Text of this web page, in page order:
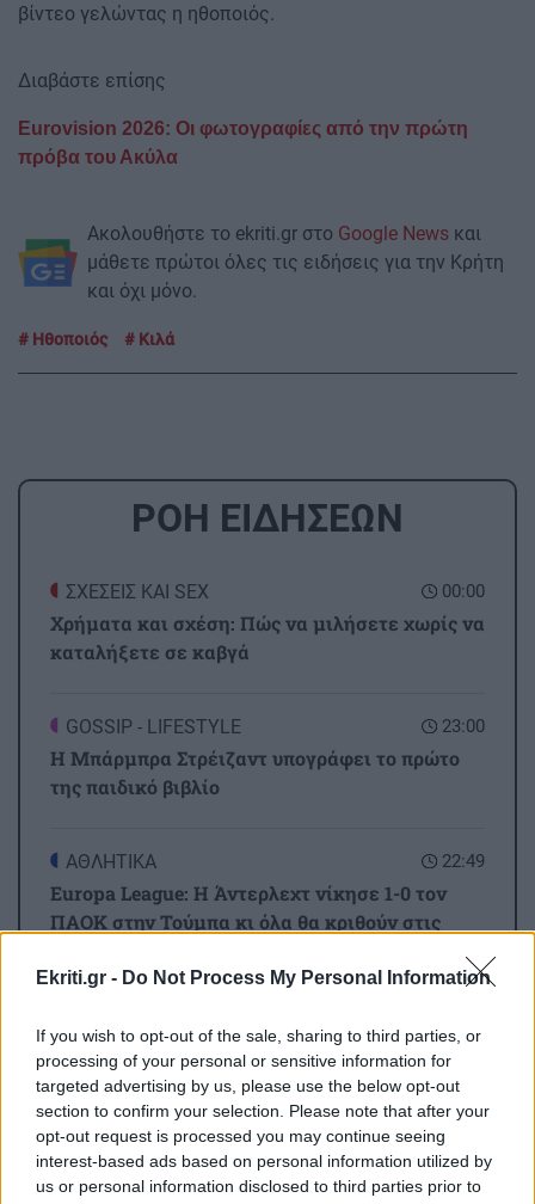
Ekriti.gr - Do Not Process My Personal Information
If you wish to opt-out of the sale, sharing to third parties, or
processing of your personal or sensitive information for
targeted advertising by us, please use the below opt-out
section to confirm your selection. Please note that after your
opt-out request is processed you may continue seeing
interest-based ads based on personal information utilized by
us or personal information disclosed to third parties prior to
βίντεο γελώντας η ηθοποιός.
Διαβάστε επίσης
Eurovision 2026: Οι φωτογραφίες από την πρώτη
πρόβα του Ακύλα
Ακολουθήστε το ekriti.gr στο Google News και
μάθετε πρώτοι όλες τις ειδήσεις για την Κρήτη
και όχι μόνο.
Ηθοποιός Κιλά
ΡΟΗ ΕΙΔΗΣΕΩΝ
00:00
ΣΧΕΣΕΙΣ ΚΑΙ SEX
Χρήματα και σχέση: Πώς να μιλήσετε χωρίς να
καταλήξετε σε καβγά
23:00
GOSSIP - LIFESTYLE
Η Μπάρμπρα Στρέιζαντ υπογράφει το πρώτο
της παιδικό βιβλίο
22:49
ΑΘΛΗΤΙΚΑ
Europa League: Η Άντερλεχτ νίκησε 1-0 τον
ΠΑΟΚ στην Τούμπα κι όλα θα κριθούν στις
ΑΘΛΗΤΙΚΑ
ΠΟΑ: Ανακοίνωσε την απόκτηση τριών Ιταλών
ποδοσφαιριστών
22:25
ΑΘΛΗΤΙΚΑ
UEFA: «Το μποϊκοτάζ στις διοργανώσεις της